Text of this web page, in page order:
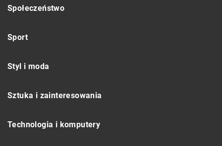
Społeczeństwo
Sport
Styl i moda
Sztuka i zainteresowania
Technologia i komputery